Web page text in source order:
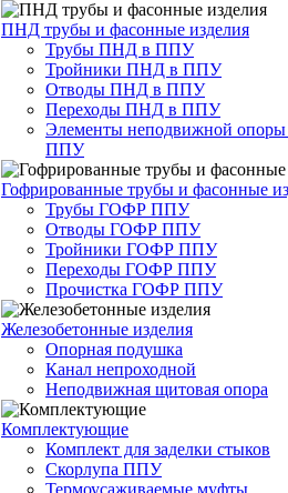
ПНД трубы и фасонные изделия
Трубы ПНД в ППУ
Тройники ПНД в ППУ
Отводы ПНД в ППУ
Переходы ПНД в ППУ
Элементы неподвижной
ППУ
Гофрированные трубы и фасонные
Трубы ГОФР ППУ
Отводы ГОФР ППУ
Тройники ГОФР ППУ
Переходы ГОФР ППУ
Прочистка ГОФР ППУ
Железобетонные изделия
Опорная подушка
Канал непроходной
Неподвижная щитовая опора
Комплектующие
Комплект для заделки стыков
Скорлупа ППУ
Термоусаживаемые муфты